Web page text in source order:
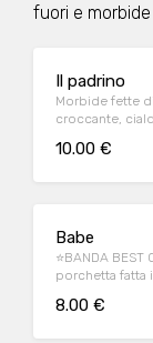
fuori e
Il padrino
Morbide fette
croccante,
10.00 €
Babe
⭐BANDA BEST CHOICE⭐ La
porchetta fatta
8.00 €